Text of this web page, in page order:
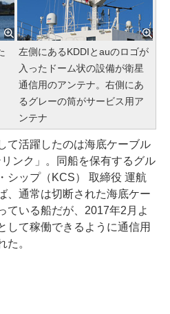
左側にあるKDDIとauのロゴが
入ったドーム状の設備が衛星
通信用のアンテナ。右側にあ
るグレーの筒がサービス用ア
ンテナ
活躍したのは海底ケーブル
ンク」。同船を保有するグル
シップ（KCS） 取締役 運航
、通常は切断された海底ケー
ている船だが、2017年2月よ
して稼働できるように通信用
た。